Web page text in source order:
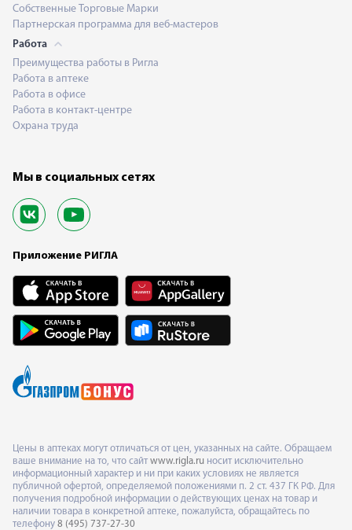
Собственные Торговые Марки
Партнерская программа для веб-мастеров
Работа
Преимущества работы в Ригла
Работа в аптеке
Работа в офисе
Работа в контакт-центре
Охрана труда
Мы в социальных сетях
Приложение РИГЛА
Цены в аптеках могут отличаться от цен, указанных на сайте. Обращаем
ваше внимание на то, что сайт www.rigla.ru носит исключительно
информационный характер и ни при каких условиях не является
публичной офертой, определяемой положениями п. 2 ст. 437 ГК РФ. Для
получения подробной информации о действующих ценах на товар и
наличии товара в конкретной аптеке, пожалуйста, обращайтесь по
телефону 8 (495) 737-27-30